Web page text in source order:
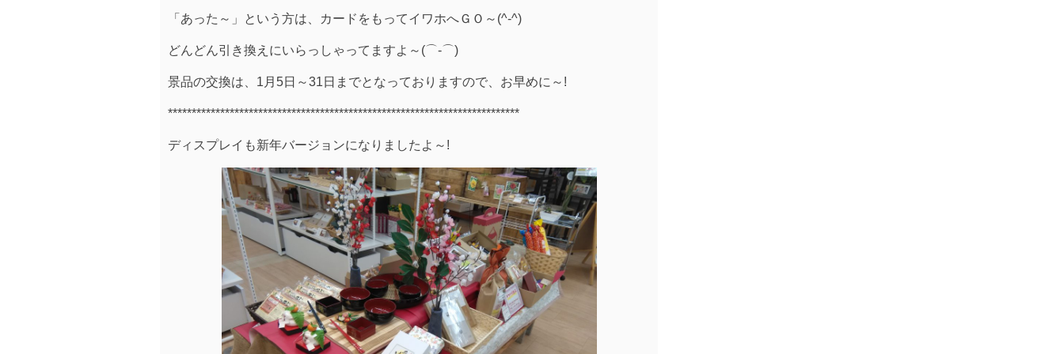
「あった～」という方は、カードをもってイワホへＧＯ～(^-^)
どんどん引き換えにいらっしゃってますよ～(⌒‐⌒)
景品の交換は、1月5日～31日までとなっておりますので、お早めに～!
**************************************************************************
ディスプレイも新年バージョンになりましたよ～!